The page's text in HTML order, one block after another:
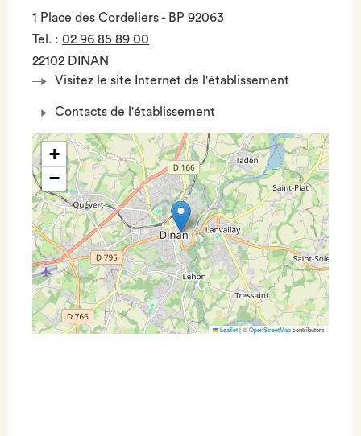
1 Place des Cordeliers - BP 92063
Tel. : 02 96 85 89 00
22102 DINAN
Visitez le site Internet de l'établissement
Contacts de l'établissement
+
−
Leaflet|©OpenStreetMapcontributors